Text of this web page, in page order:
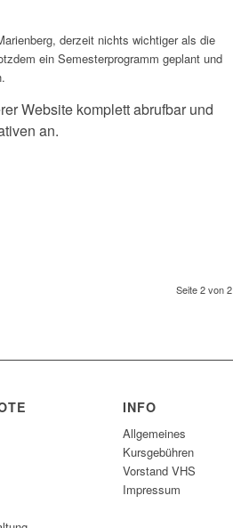
derzeit nichts wichtiger als die
ein Semesterprogramm geplant und
Website komplett abrufbar und
an.
Seite 2 von 2
INFO
Allgemeines
Kursgebühren
Vorstand VHS
Impressum